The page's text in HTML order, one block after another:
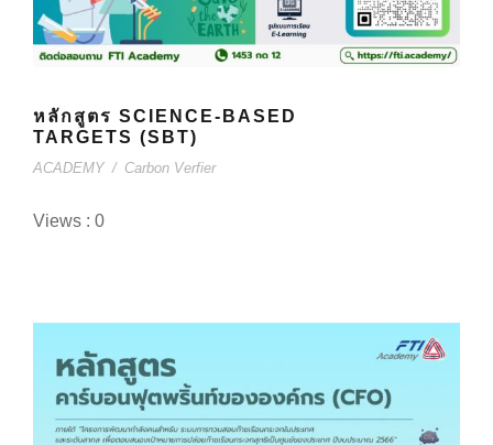
หลักสูตร SCIENCE-BASED
TARGETS (SBT)
ACADEMY / Carbon Verfier
Views : 0